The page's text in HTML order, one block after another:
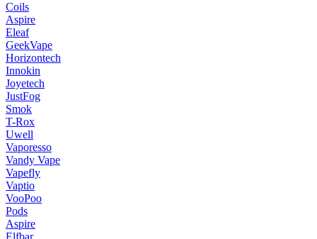
Coils
Aspire
Eleaf
GeekVape
Horizontech
Innokin
Joyetech
JustFog
Smok
T-Rox
Uwell
Vaporesso
Vandy Vape
Vapefly
Vaptio
VooPoo
Pods
Aspire